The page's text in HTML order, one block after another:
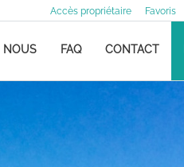
Favoris
Accès propriétaire
NOUS FAQ CONTACT